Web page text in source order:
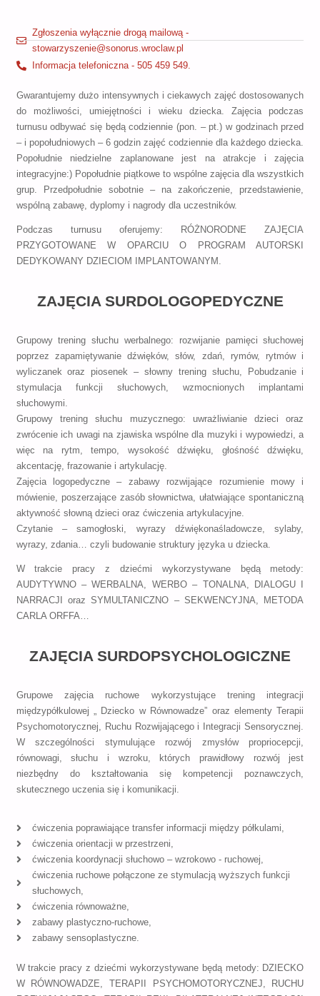
Zgłoszenia wyłącznie drogą mailową -
stowarzyszenie@sonorus.wroclaw.pl
Informacja telefoniczna - 505 459 549.
Gwarantujemy dużo intensywnych i ciekawych zajęć dostosowanych
do możliwości, umiejętności i wieku dziecka. Zajęcia podczas
turnusu odbywać się będą codziennie (pon. – pt.) w godzinach przed
– i popołudniowych – 6 godzin zajęć codziennie dla każdego dziecka.
Popołudnie niedzielne zaplanowane jest na atrakcje i zajęcia
integracyjne:) Popołudnie piątkowe to wspólne zajęcia dla wszystkich
grup. Przedpołudnie sobotnie – na zakończenie, przedstawienie,
wspólną zabawę, dyplomy i nagrody dla uczestników.
Podczas turnusu oferujemy: RÓŻNORODNE ZAJĘCIA
PRZYGOTOWANE W OPARCIU O PROGRAM AUTORSKI
DEDYKOWANY DZIECIOM IMPLANTOWANYM.
ZAJĘCIA SURDOLOGOPEDYCZNE
Grupowy trening słuchu werbalnego: rozwijanie pamięci słuchowej
poprzez zapamiętywanie dźwięków, słów, zdań, rymów, rytmów i
wyliczanek oraz piosenek – słowny trening słuchu, Pobudzanie i
stymulacja funkcji słuchowych, wzmocnionych implantami
słuchowymi.
Grupowy trening słuchu muzycznego: uwrażliwianie dzieci oraz
zwrócenie ich uwagi na zjawiska wspólne dla muzyki i wypowiedzi, a
więc na rytm, tempo, wysokość dźwięku, głośność dźwięku,
akcentację, frazowanie i artykulację.
Zajęcia logopedyczne – zabawy rozwijające rozumienie mowy i
mówienie, poszerzające zasób słownictwa, ułatwiające spontaniczną
aktywność słowną dzieci oraz ćwiczenia artykulacyjne.
Czytanie – samogłoski, wyrazy dźwiękonaśladowcze, sylaby,
wyrazy, zdania… czyli budowanie struktury języka u dziecka.
W trakcie pracy z dziećmi wykorzystywane będą metody:
AUDYTYWNO – WERBALNA, WERBO – TONALNA, DIALOGU I
NARRACJI oraz SYMULTANICZNO – SEKWENCYJNA, METODA
CARLA ORFFA…
ZAJĘCIA SURDOPSYCHOLOGICZNE
Grupowe zajęcia ruchowe wykorzystujące trening integracji
międzypółkulowej „ Dziecko w Równowadze” oraz elementy Terapii
Psychomotorycznej, Ruchu Rozwijającego i Integracji Sensorycznej.
W szczególności stymulujące rozwój zmysłów propriocepcji,
równowagi, słuchu i wzroku, których prawidłowy rozwój jest
niezbędny do kształtowania się kompetencji poznawczych,
skutecznego uczenia się i komunikacji.
ćwiczenia poprawiające transfer informacji między półkulami,
ćwiczenia orientacji w przestrzeni,
ćwiczenia koordynacji słuchowo – wzrokowo - ruchowej,
ćwiczenia ruchowe połączone ze stymulacją wyższych funkcji
słuchowych,
ćwiczenia równoważne,
zabawy plastyczno-ruchowe,
zabawy sensoplastyczne.
W trakcie pracy z dziećmi wykorzystywane będą metody: DZIECKO
W RÓWNOWADZE, TERAPII PSYCHOMOTORYCZNEJ, RUCHU